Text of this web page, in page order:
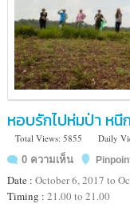
หอบรักไปห่มป่า ห
Total Views: 5855
Daily
0 ความเห็น
Date : October 6, 2017 to
Timing : 21.00 to 21.00